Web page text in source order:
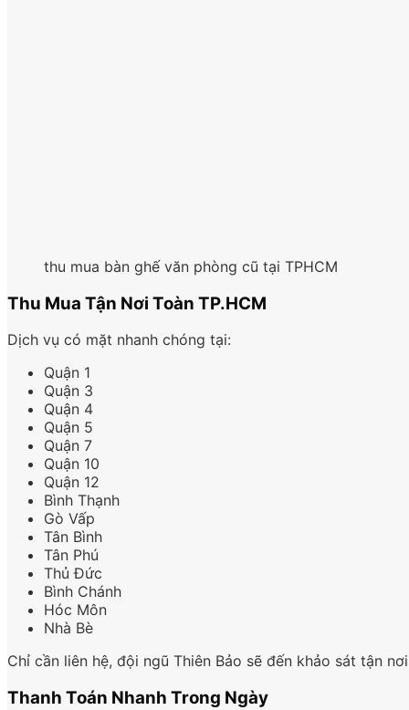
thu mua bàn ghế văn phòng cũ tại TPHCM
Thu Mua Tận Nơi Toàn TP.HCM
Dịch vụ có mặt nhanh chóng tại:
Quận 1
Quận 3
Quận 4
Quận 5
Quận 7
Quận 10
Quận 12
Bình Thạnh
Gò Vấp
Tân Bình
Tân Phú
Thủ Đức
Bình Chánh
Hóc Môn
Nhà Bè
Chỉ cần liên hệ, đội ngũ Thiên Bảo sẽ đến khảo sát tận
Thanh Toán Nhanh Trong Ngày